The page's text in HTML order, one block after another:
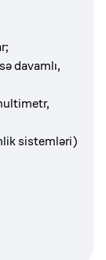
davamlı,
sistemləri)